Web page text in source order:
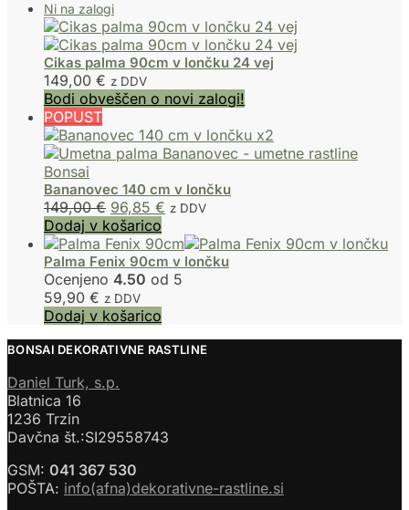
Cikas palma 90cm v lončku 24 vej
149,00 € z DDV
Bodi obveščen o novi zalogi!
POPUST
Bananovec 140 cm v lončku
149,00€ Izvirna
cena
je
bila:
149,00 €.
96,85 € Trenutna
je:
96,85 €.
z DDV
Dodaj v košarico
Palma Fenix 90cm v lončku
Ocenjeno 4.50 od 5
59,90 € z DDV
Dodaj v košarico
BONSAI DEKORATIVNE RASTLINE
Daniel Turk, s.p.
Blatnica 16
1236 Trzin
Davčna št.:SI29558743
GSM: 041 367 530
POŠTA: info(afna)dekorativne-rastline.si